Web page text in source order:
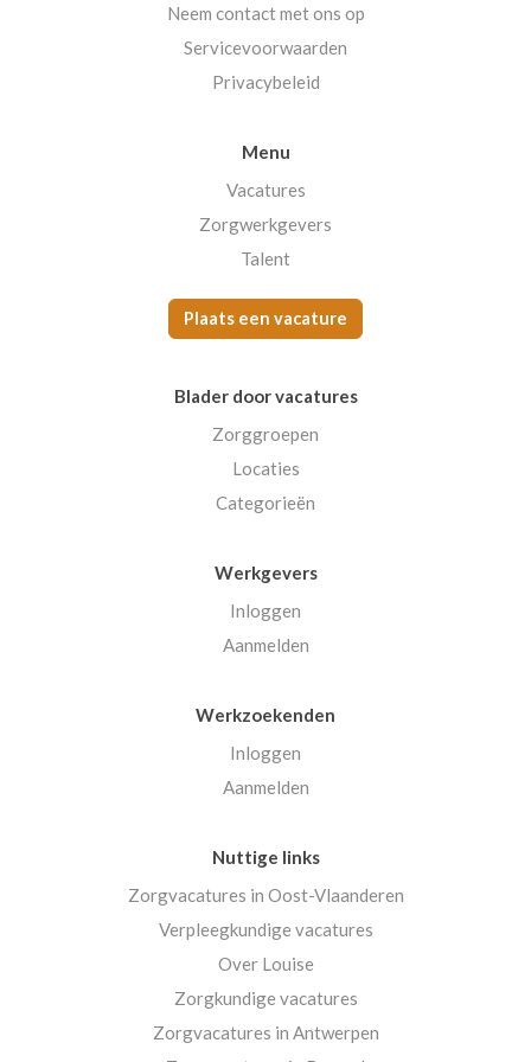
Neem contact met ons op
Servicevoorwaarden
Privacybeleid
Menu
Vacatures
Zorgwerkgevers
Talent
Plaats een vacature
Blader door vacatures
Zorggroepen
Locaties
Categorieën
Werkgevers
Inloggen
Aanmelden
Werkzoekenden
Inloggen
Aanmelden
Nuttige links
Zorgvacatures in Oost-Vlaanderen
Verpleegkundige vacatures
Over Louise
Zorgkundige vacatures
Zorgvacatures in Antwerpen